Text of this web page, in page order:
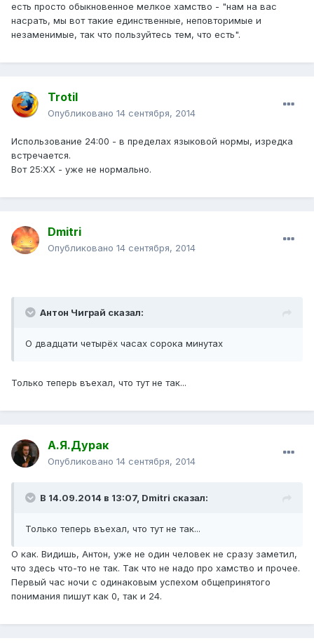
есть просто обыкновенное мелкое хамство - "нам на вас
насрать, мы вот такие единственные, неповторимые и
незаменимые, так что пользуйтесь тем, что есть".
Trotil
Опубликовано 14 сентября, 2014
Использование 24:00 - в пределах языковой нормы, изредка
встречается.
Вот 25:XX - уже не нормально.
Dmitri
Опубликовано 14 сентября, 2014
Антон Чиграй сказал:
О двадцати четырёх часах сорока минутах
Только теперь въехал, что тут не так...
А.Я.Дурак
Опубликовано 14 сентября, 2014
В 14.09.2014 в 13:07, Dmitri сказал:
Только теперь въехал, что тут не так...
О как. Видишь, Антон, уже не один человек не сразу заметил,
что здесь что-то не так. Так что не надо про хамство и прочее.
Первый час ночи с одинаковым успехом общепринятого
понимания пишут как 0, так и 24.